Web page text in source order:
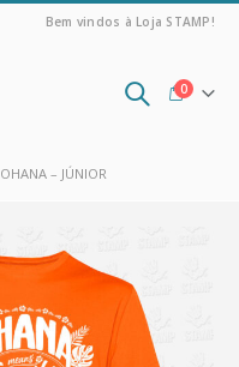
Bem vindos à Loja STAMP!
0
OHANA – JÚNIOR